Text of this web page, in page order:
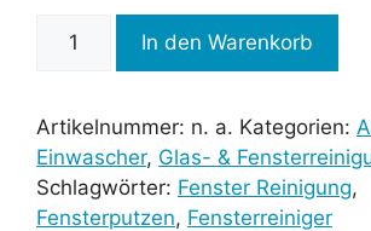
mitSchiene
Gummi
Menge
In den Warenkorb
Artikelnummer: n. a. Kategorien:
Einwascher, Glas- &
Schlagwörter: Fenster Reinigung,
Fensterputzen, Fensterreiniger